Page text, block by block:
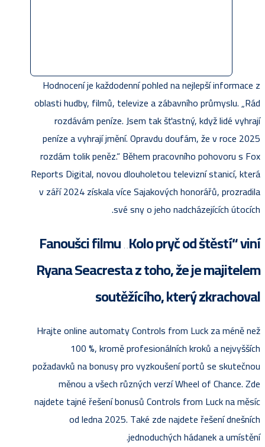
Hodnocení je každodenní pohled na nejlepší informace z
oblasti hudby, filmů, televize a zábavního průmyslu. „Rád
rozdávám peníze. Jsem tak šťastný, když lidé vyhrají
peníze a vyhrají jmění. Opravdu doufám, že v roce 2025
rozdám tolik peněz.“ Během pracovního pohovoru s Fox
Reports Digital, novou dlouholetou televizní stanicí, která
v září 2024 získala více Sajakových honorářů, prozradila
své sny o jeho nadcházejících útocích.
Fanoušci filmu „Kolo pryč od štěstí“ viní
Ryana Seacresta z toho, že je majitelem
soutěžícího, který zkrachoval
Hrajte online automaty Controls from Luck za méně než
100 %, kromě profesionálních kroků a nejvyšších
požadavků na bonusy pro vyzkoušení portů se skutečnou
měnou a všech různých verzí Wheel of Chance. Zde
najdete tajné řešení bonusů Controls from Luck na měsíc
od ledna 2025. Také zde najdete řešení dnešních
jednoduchých hádanek a umístění.